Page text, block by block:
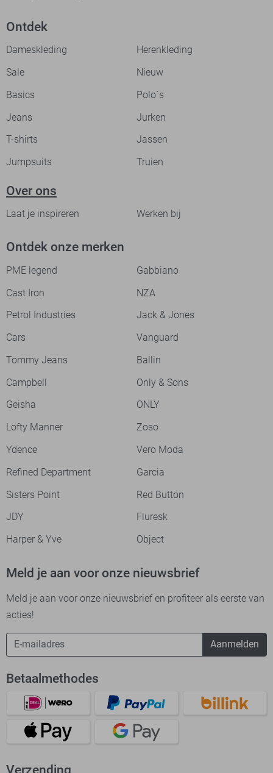
Ontdek
Dameskleding
Herenkleding
Sale
Nieuw
Basics
Polo`s
Jeans
Jurken
T-shirts
Jassen
Jumpsuits
Truien
Over ons
Laat je inspireren Werken bij
Ontdek onze merken
PME legend
Gabbiano
Cast Iron
NZA
Petrol Industries
Jack & Jones
Cars
Vanguard
Tommy Jeans
Ballin
Campbell
Only & Sons
Geisha
ONLY
Lofty Manner
Zoso
Ydence
Vero Moda
Refined Department
Garcia
Sisters Point
Red Button
JDY
Fluresk
Harper & Yve
Object
Meld je aan voor onze nieuwsbrief
Meld je aan voor onze nieuwsbrief en profiteer als eerste van
acties!
Aanmelden
Betaalmethodes
Verzending